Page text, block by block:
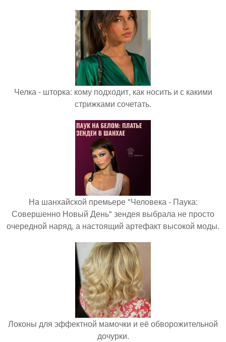
Челка - шторка: кому подходит, как носить и с какими
стрижками сочетать.
На шанхайской премьере "Человека - Паука:
Совершенно Новый День" зендея выбрала не просто
очередной наряд, а настоящий артефакт высокой моды.
Локоны для эффектной мамочки и её обворожительной
дочурки.